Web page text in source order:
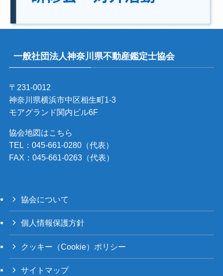
一般社団法人神奈川県不動産鑑定士協会
〒231-0012
神奈川県横浜市中区相生町1-3
モアグランド関内ビル6F
協会地図はこちら
TEL：045-661-0280（代表）
FAX：045-661-0263（代表）
協会について
個人情報保護方針
クッキー（Cookie）ポリシー
サイトマップ